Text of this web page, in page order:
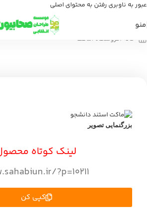
عبور به ناوبری رفتن به محتوای اصلی
منو
خانه /فروشگاه /ماکت
بزرگنمایی تصویر
لینک کوتاه
?p=10211
کپی کن